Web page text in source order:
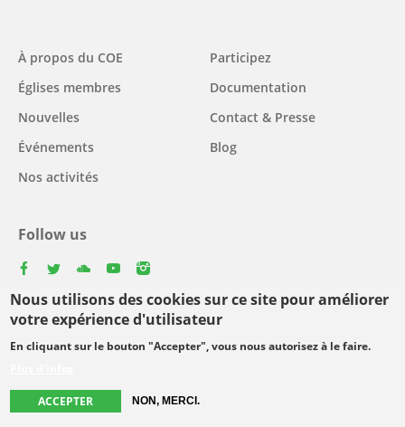
Nous utilisons des cookies sur ce site pour améliorer
votre expérience d'utilisateur
En cliquant sur le bouton "Accepter", vous nous autorisez à le faire.
ACCEPTER NON, MERCI.
Main
navigation
À propos du COE
Églises membres
Nouvelles
Événements
Nos activités
Participez
Documentation
Contact & Presse
Blog
Follow us
Select
your
Footer
Protection des données personnelles